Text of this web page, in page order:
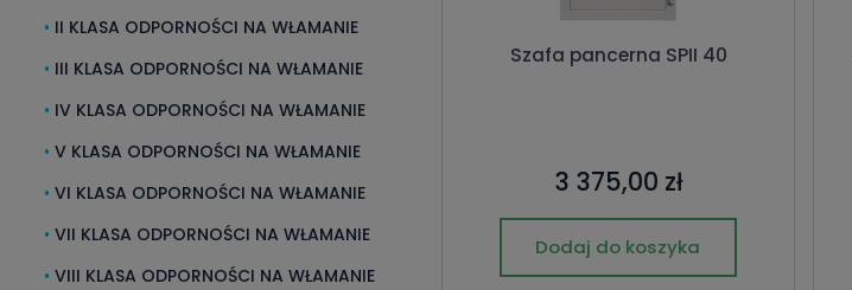
II KLASA ODPORNOŚCI NA WŁAMANIE
III KLASA ODPORNOŚCI NA WŁAMANIE
IV KLASA ODPORNOŚCI NA WŁAMANIE
V KLASA ODPORNOŚCI NA WŁAMANIE
VI KLASA ODPORNOŚCI NA WŁAMANIE
VII KLASA ODPORNOŚCI NA WŁAMANIE
VIII KLASA ODPORNOŚCI NA WŁAMANIE
Szafa pancerna SPII 40
3 375,00 zł
Dodaj do koszyka